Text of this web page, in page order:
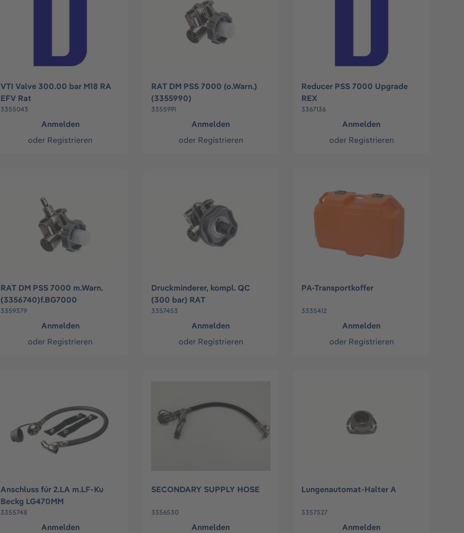
VTI Valve 300.00 bar M18 RA
EFV Rat
3355043
Anmelden
oder Registrieren
RAT DM PSS 7000 (o.Warn.)
(3355990)
3355991
Anmelden
oder Registrieren
Reducer PSS 7000 Upgrade
REX
3367136
Anmelden
oder Registrieren
RAT DM PSS 7000 m.Warn.
(3356740)f.BG7000
3359379
Anmelden
oder Registrieren
Druckminderer, kompl. QC
(300 bar) RAT
3357453
Anmelden
oder Registrieren
PA-Transportkoffer
3335412
Anmelden
oder Registrieren
Anschluss fúr 2.LA m.LF-Ku
Beckg LG470MM
3355748
Anmelden
SECONDARY SUPPLY HOSE
3356530
Anmelden
Lungenautomat-Halter A
3357527
Anmelden